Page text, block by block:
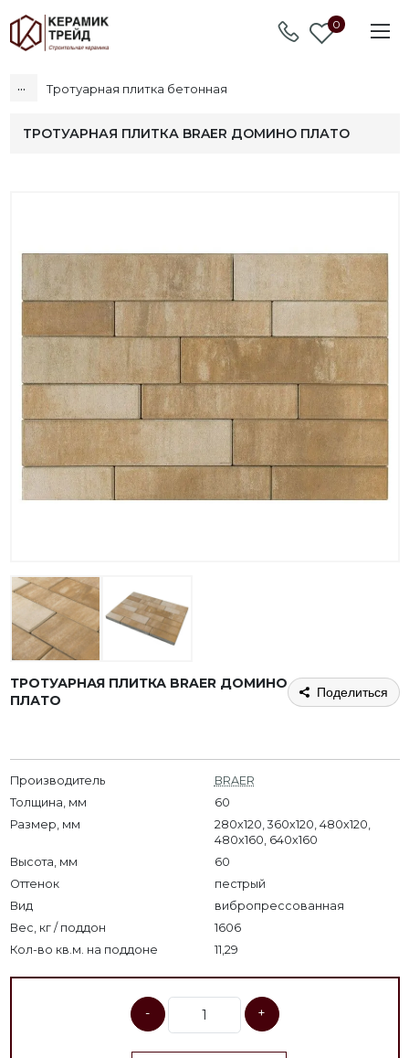
0
... Тротуарная плитка бетонная
ТРОТУАРНАЯ ПЛИТКА BRAER ДОМИНО ПЛАТО
ТРОТУАРНАЯ ПЛИТКА BRAER ДОМИНО
ПЛАТО
Поделиться
Производитель
BRAER
Толщина, мм
60
Размер, мм
280х120, 360х120, 480х120,
480х160, 640х160
Высота, мм
60
Оттенок
пестрый
Вид
вибропрессованная
Вес, кг / поддон
1606
Кол-во кв.м. на поддоне
11,29
- +